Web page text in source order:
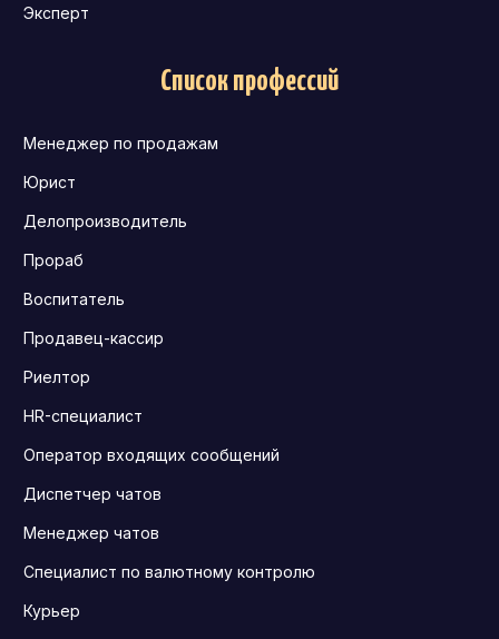
Эксперт
Список профессий
Менеджер по продажам
Юрист
Делопроизводитель
Прораб
Воспитатель
Продавец-кассир
Риелтор
HR-специалист
Оператор входящих сообщений
Диспетчер чатов
Менеджер чатов
Специалист по валютному контролю
Курьер